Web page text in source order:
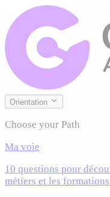
Orientation
Choose your Path
Ma voie
10 questions pour
métiers et les